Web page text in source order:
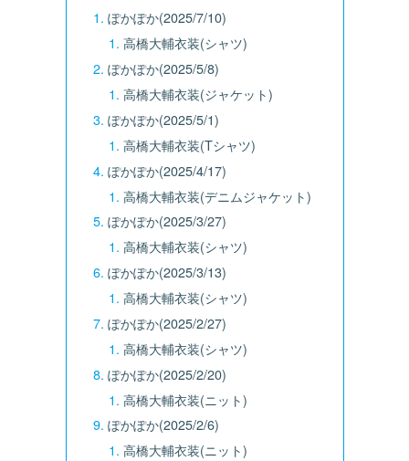
ぽかぽか(2025/7/10)
高橋大輔衣装(シャツ)
ぽかぽか(2025/5/8)
高橋大輔衣装(ジャケット)
ぽかぽか(2025/5/1)
高橋大輔衣装(Tシャツ)
ぽかぽか(2025/4/17)
高橋大輔衣装(デニムジャケット)
ぽかぽか(2025/3/27)
高橋大輔衣装(シャツ)
ぽかぽか(2025/3/13)
高橋大輔衣装(シャツ)
ぽかぽか(2025/2/27)
高橋大輔衣装(シャツ)
ぽかぽか(2025/2/20)
高橋大輔衣装(ニット)
ぽかぽか(2025/2/6)
高橋大輔衣装(ニット)